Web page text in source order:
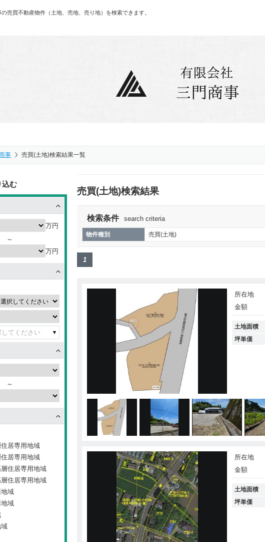
売買不動産物件（土地、売地、売り地）を検索できます。
事 売買(土地)検索結果一覧
売買(土地)検索結果
検索条件 search criteria
物件種別 売買(土地)
1
所在地
金額
土地面積
坪単価
所在地
金額
土地面積
坪単価
込む
万円
～
万円
してください
～
居専用地域
居専用地域
住居専用地域
住居専用地域
域
域